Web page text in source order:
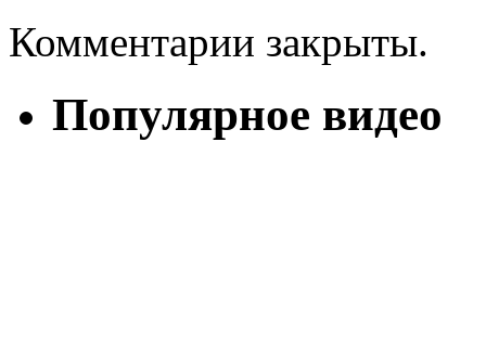
Комментарии закрыты.
Популярное видео